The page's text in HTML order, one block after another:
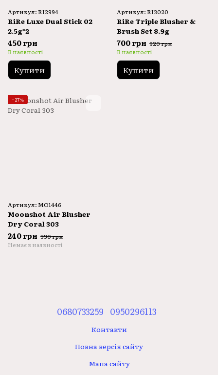
Артикул: RI2994
RiRe Luxe Dual Stick 02
2.5g*2
450 грн
В наявності
Купити
Артикул: RI3020
RiRe Triple Blusher &
Brush Set 8.9g
700 грн 920 грн
В наявності
Купити
−27%
Артикул: MO1446
Moonshot Air Blusher
Dry Coral 303
240 грн 330 грн
Немає в наявності
0680733259 0950296113
Контакти
Повна версія сайту
Мапа сайту